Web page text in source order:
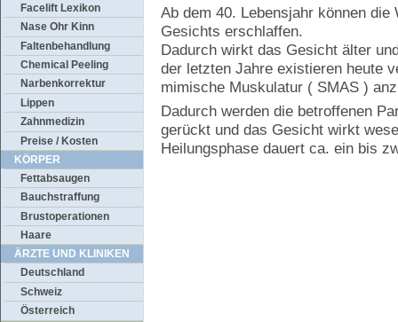
Facelift Lexikon
Nase Ohr Kinn
Faltenbehandlung
Chemical Peeling
Narbenkorrektur
Lippen
Zahnmedizin
Preise / Kosten
KÖRPER
Fettabsaugen
Bauchstraffung
Brustoperationen
Haare
ÄRZTE UND KLINIKEN
Deutschland
Schweiz
Österreich
Ab dem 40. Lebensjahr können
Gesichts erschlaffen.
Dadurch wirkt das Gesicht älter
der letzten Jahre existieren heute
mimische Muskulatur ( SMAS )
Dadurch werden die betroffenen
gerückt und das Gesicht wirkt
Heilungsphase dauert ca. ein bis